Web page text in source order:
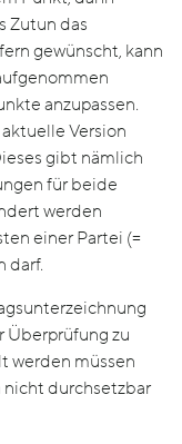
Zutun das
gewünscht, kann
anzupassen.
Version
gibt nämlich
für beide
werden
einer Partei (=
darf.
Überprüfung zu
werden müssen
durchsetzbar